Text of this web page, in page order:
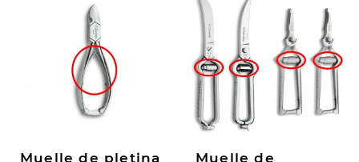
Muelle de pletina Muelle de